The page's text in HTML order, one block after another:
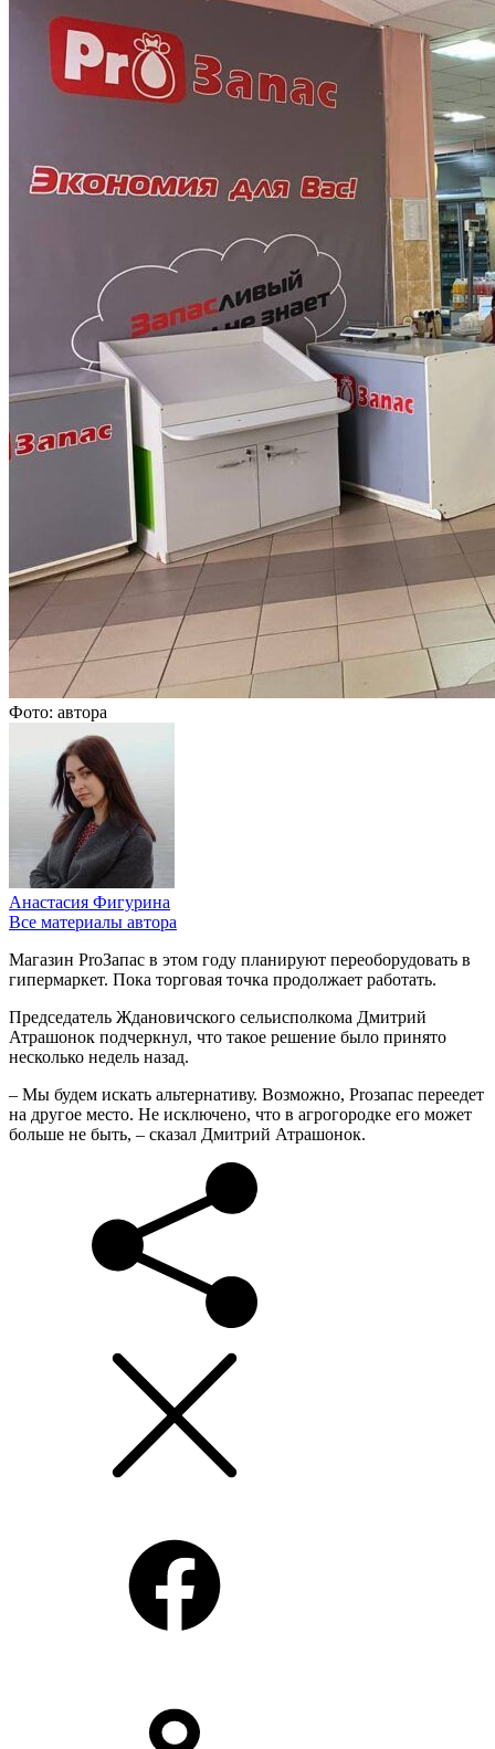
Фото: автора
Анастасия Фигурина
Все материалы автора
Магазин ProЗапас в этом году планируют переоборудовать в
гипермаркет. Пока торговая точка продолжает работать.
Председатель Ждановичского сельисполкома Дмитрий
Атрашонок подчеркнул, что такое решение было принято
несколько недель назад.
– Мы будем искать альтернативу. Возможно, Proзапас переедет
на другое место. Не исключено, что в агрогородке его может
больше не быть, – сказал Дмитрий Атрашонок.